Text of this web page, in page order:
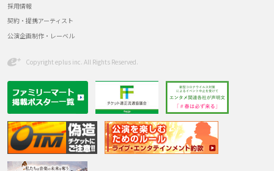
採用情報
契約・提携アーティスト
公演企画制作・レーベル
Copyright eplus inc. All Rights Reserved.